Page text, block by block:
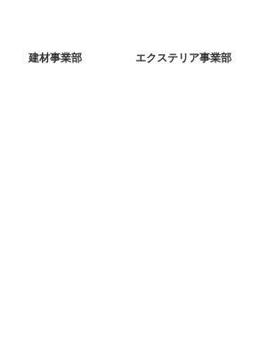
建材事業部 エクステリア事業部